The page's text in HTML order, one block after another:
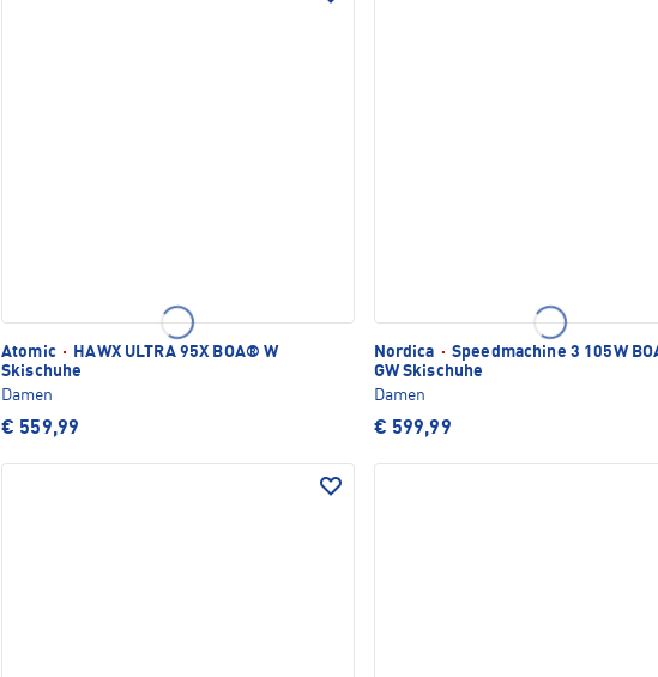
Atomic ·
HAWX ULTRA 95X BOA® W
Skischuhe
Damen
€ 559,99
Nordica · Speedmachine 3 105W
GW Skischuhe
Damen
€ 599,99